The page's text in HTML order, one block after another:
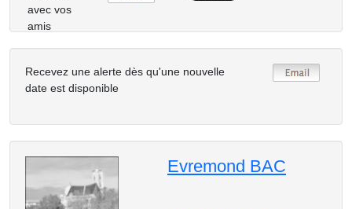
avec vos
amis
Recevez une alerte dès qu'une nouvelle
date est disponible
Evremond BAC